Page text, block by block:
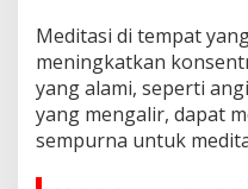
Meditasi di tempat
meningkatkan
yang alami, seperti
yang mengalir, dapat
sempurna untuk